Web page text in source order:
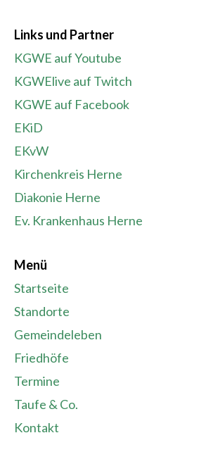
Links und Partner
KGWE auf Youtube
KGWElive auf Twitch
KGWE auf Facebook
EKiD
EKvW
Kirchenkreis Herne
Diakonie Herne
Ev. Krankenhaus Herne
Menü
Startseite
Standorte
Gemeindeleben
Friedhöfe
Termine
Taufe & Co.
Kontakt